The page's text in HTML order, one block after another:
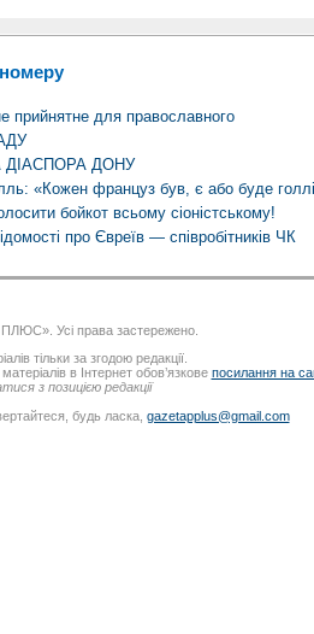
номеру
прийнятне для православного
ДІАСПОРА ДОНУ
«Кожен француз був, є або буде
бойкот всьому сіоністському!
про Євреїв — співробітників ЧК
Усі права застережено.
тільки за згодою редакції.
в Інтернет обов’язкове посилання на
з позицією редакції
будь ласка, gazetapplus@gmail.com